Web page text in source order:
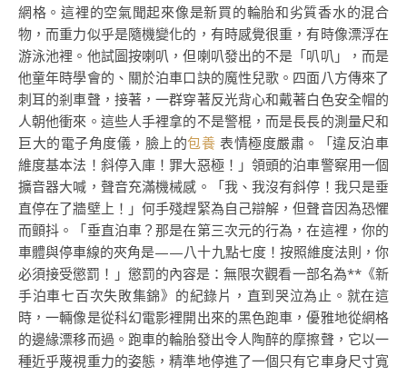
網格。這裡的空氣聞起來像是新買的輪胎和劣質香水的混合
物，而重力似乎是隨機變化的，有時感覺很重，有時像漂浮在
游泳池裡。他試圖按喇叭，但喇叭發出的不是「叭叭」，而是
他童年時學會的、關於泊車口訣的魔性兒歌。四面八方傳來了
刺耳的剎車聲，接著，一群穿著反光背心和戴著白色安全帽的
人朝他衝來。這些人手裡拿的不是警棍，而是長長的測量尺和
巨大的電子角度儀，臉上的包養 表情極度嚴肅。「違反泊車
維度基本法！斜停入庫！罪大惡極！」領頭的泊車警察用一個
擴音器大喊，聲音充滿機械感。「我、我沒有斜停！我只是垂
直停在了牆壁上！」何手殘趕緊為自己辯解，但聲音因為恐懼
而顫抖。「垂直泊車？那是在第三次元的行為，在這裡，你的
車體與停車線的夾角是——八十九點七度！按照維度法則，你
必須接受懲罰！」懲罰的內容是：無限次觀看一部名為**《新
手泊車七百次失敗集錦》的紀錄片，直到哭泣為止。就在這
時，一輛像是從科幻電影裡開出來的黑色跑車，優雅地從網格
的邊緣漂移而過。跑車的輪胎發出令人陶醉的摩擦聲，它以一
種近乎蔑視重力的姿態，精準地停進了一個只有它車身尺寸寬